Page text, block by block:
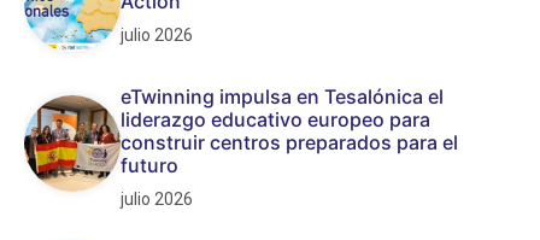
julio 2026
eTwinning impulsa en Tesalónica el
liderazgo educativo europeo para
construir centros preparados para el
futuro
julio 2026